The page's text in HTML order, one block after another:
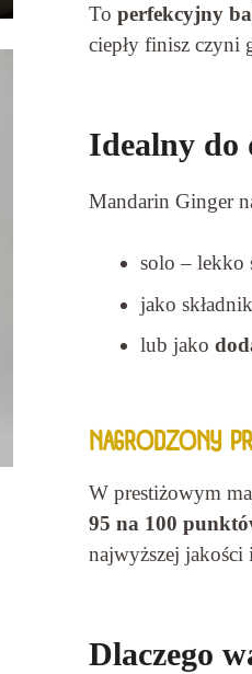
To perfekcyjny
ciepły finisz czyni
Idealny do
Mandarin Ginger
solo – lekko
jako składnik
lub jako
NAGRODZONY
W prestiżowym
95 na 100
najwyższej
Dlaczego